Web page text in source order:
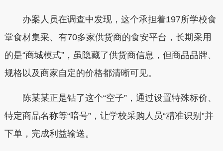
办案人员在调查中发现，这个承担着197所学校食
堂食材集采、有70多家供货商的食安平台，长期采用
的是“商城模式”，虽隐藏了供货商信息，但商品品牌、
规格以及商家自定的价格都清晰可见。
陈某某正是钻了这个“空子”，通过设置特殊标价、
特定商品名称等“暗号”，让学校采购人员“精准识别”并
下单，完成利益输送。